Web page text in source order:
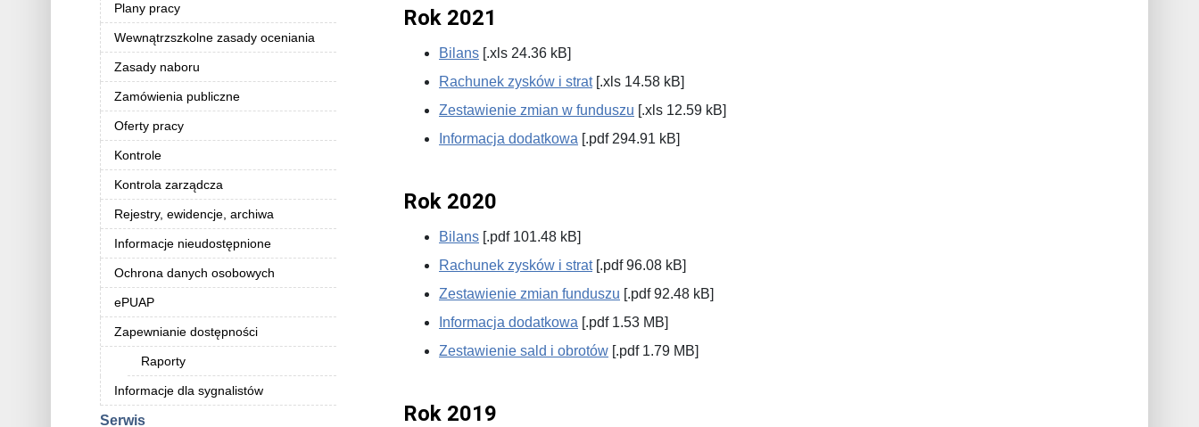
Plany pracy
Wewnątrzszkolne zasady oceniania
Zasady naboru
Zamówienia publiczne
Oferty pracy
Kontrole
Kontrola zarządcza
Rejestry, ewidencje, archiwa
Informacje nieudostępnione
Ochrona danych osobowych
ePUAP
Zapewnianie dostępności
Raporty
Informacje dla sygnalistów
Serwis
Rok 2021
Bilans [.xls 24.36 kB]
Rachunek zysków i strat[.xls 14.58 kB]
Zestawienie zmian w funduszu [.xls 12.59 kB]
Informacja dodatkowa [.pdf 294.91 kB]
Rok 2020
Bilans [.pdf 101.48 kB]
Rachunek zysków i strat[.pdf 96.08 kB]
Zestawienie zmian funduszu [.pdf 92.48 kB]
Informacja dodatkowa [.pdf 1.53 MB]
Zestawienie sald i obrotów [.pdf 1.79 MB]
Rok 2019